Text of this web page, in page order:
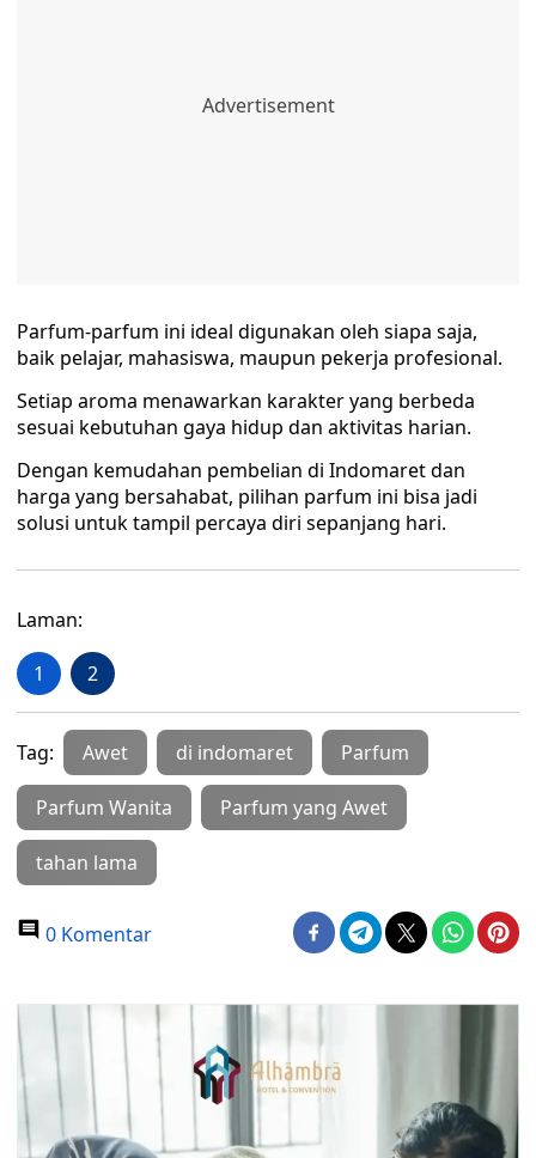
Parfum-parfum ini ideal digunakan oleh siapa saja,
baik pelajar, mahasiswa, maupun pekerja profesional.
Setiap aroma menawarkan karakter yang berbeda
sesuai kebutuhan gaya hidup dan aktivitas harian.
Dengan kemudahan pembelian di Indomaret dan
harga yang bersahabat, pilihan parfum ini bisa jadi
solusi untuk tampil percaya diri sepanjang hari.
Laman:
1 2
Tag: Awet di indomaret Parfum
Parfum Wanita Parfum yang Awet
tahan lama
0 Komentar